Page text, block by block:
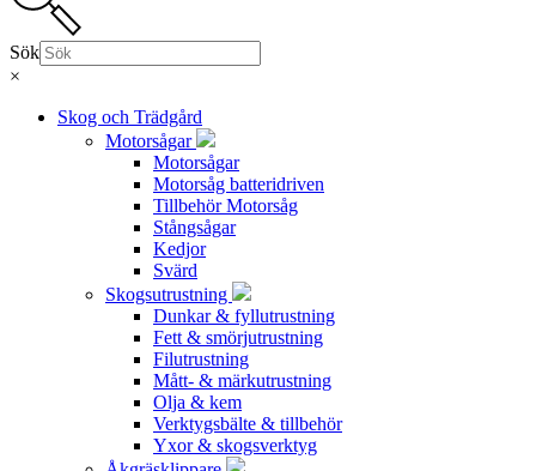
Sök
×
Skog och Trädgård
Motorsågar
Motorsågar
Motorsåg batteridriven
Tillbehör Motorsåg
Stångsågar
Kedjor
Svärd
Skogsutrustning
Dunkar & fyllutrustning
Fett & smörjutrustning
Filutrustning
Mått- & märkutrustning
Olja & kem
Verktygsbälte & tillbehör
Yxor & skogsverktyg